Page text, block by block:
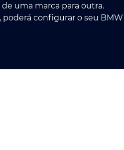
uma marca para outra.
poderá configurar o seu BMW